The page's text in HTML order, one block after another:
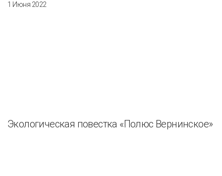
1 Июня 2022
Экологическая повестка «Полюс Вернинское»